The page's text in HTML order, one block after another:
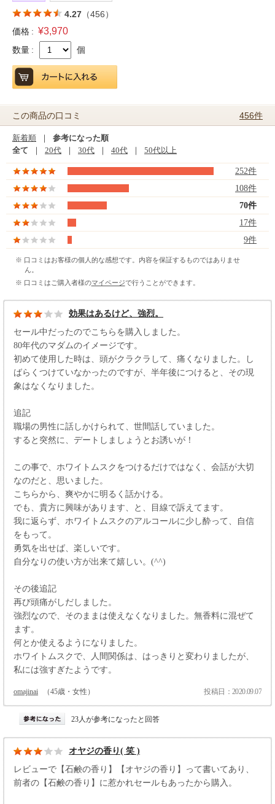
4.27 （456）
価格 : ¥3,970
数量 : 個
この商品の口コミ 456件
新着順 ｜ 参考になった順
全て ｜ 20代 ｜ 30代 ｜ 40代 ｜ 50代以上
252件
108件
70件
17件
9件
※ 口コミはお客様の個人的な感想です。内容を保証するものではありませ
ん。
※ 口コミはご購入者様のマイページで行うことができます。
効果はあるけど、強烈。
セール中だったのでこちらを購入しました。
80年代のマダムのイメージです。
初めて使用した時は、頭がクラクラして、痛くなりました。し
ばらくつけていなかったのですが、半年後につけると、その現
象はなくなりました。
追記
職場の男性に話しかけられて、世間話していました。
すると突然に、デートしましょうとお誘いが！
この事で、ホワイトムスクをつけるだけではなく、会話が大切
なのだと、思いました。
こちらから、爽やかに明るく話かける。
でも、貴方に興味があります、と、目線で訴えてます。
我に返らず、ホワイトムスクのアルコールに少し酔って、自信
をもって。
勇気を出せば、楽しいです。
自分なりの使い方が出来て嬉しい。(^^)
その後追記
再び頭痛がしだしました。
強烈なので、そのままは使えなくなりました。無香料に混ぜて
ます。
何とか使えるようになりました。
ホワイトムスクで、人間関係は、はっきりと変わりましたが、
私には強すぎたようです。
omajinai （45歳・女性） 投稿日：2020.09.07
23人が参考になったと回答
オヤジの香り( 笑 )
レビューで【石鹸の香り】【オヤジの香り】って書いてあり、
前者の【石鹸の香り】に惹かれセールもあったから購入。